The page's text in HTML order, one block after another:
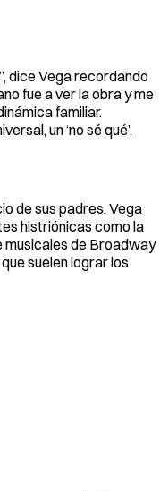
dice Vega recordando
fue a ver la obra y me
familiar.
un ‘no sé qué’,
de sus padres. Vega
histriónicas como la
musicales de Broadway
suelen lograr los